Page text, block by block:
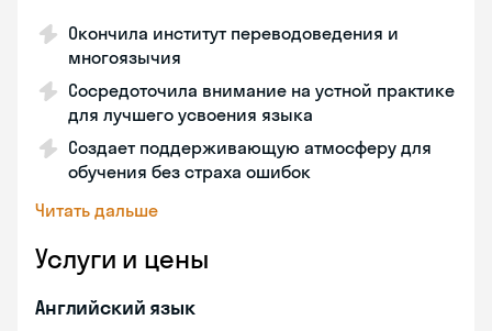
Окончила институт переводоведения и
многоязычия
Сосредоточила внимание на устной практике
для лучшего усвоения языка
Создает поддерживающую атмосферу для
обучения без страха ошибок
Читать дальше
Услуги и цены
Английский язык